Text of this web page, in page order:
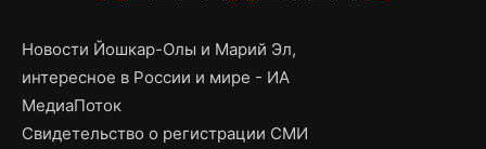
Новости Йошкар-Олы и Марий Эл,
интересное в России и мире - ИА
МедиаПоток
Свидетельство о регистрации СМИ